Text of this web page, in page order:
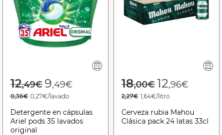
Price reduced from
12,49€to
9,49€
0,36€ 0,27€/lavado
Detergente en cápsulas
Ariel pods 35 lavados
original
Price reduced
18,00€to
12,96€
2,27€ 1,64€/litro
Cerveza rubia Mahou
Clásica pack 24 latas 33cl